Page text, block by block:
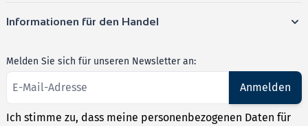
Informationen für den Handel
Melden Sie sich für unseren Newsletter an:
Anmelden
Ich stimme zu, dass meine personenbezogenen Daten für